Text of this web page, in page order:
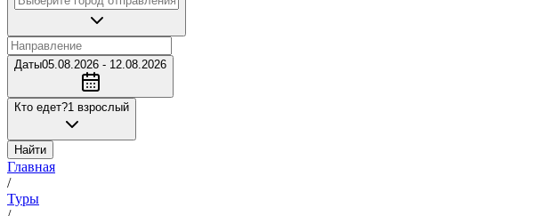
Даты05.08.2026 - 12.08.2026
Кто едет?1 взрослый
Найти
Главная
/
Туры